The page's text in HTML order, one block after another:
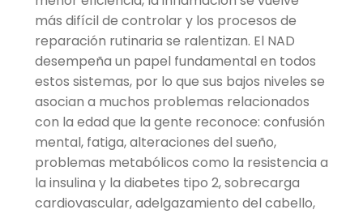
más difícil de controlar y los procesos de
reparación rutinaria se ralentizan. El NAD
desempeña un papel fundamental en todos
estos sistemas, por lo que sus bajos niveles se
asocian a muchos problemas relacionados
con la edad que la gente reconoce: confusión
mental, fatiga, alteraciones del sueño,
problemas metabólicos como la resistencia a
la insulina y la diabetes tipo 2, sobrecarga
cardiovascular, adelgazamiento del cabello,